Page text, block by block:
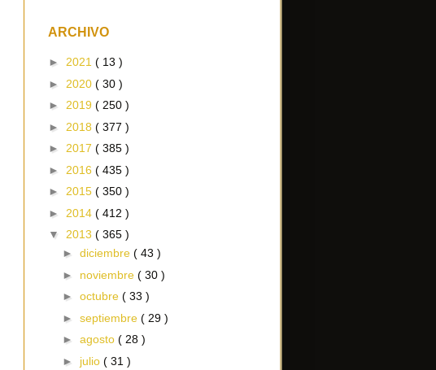
ARCHIVO
► 2021 ( 13 )
► 2020 ( 30 )
► 2019 ( 250 )
► 2018 ( 377 )
► 2017 ( 385 )
► 2016 ( 435 )
► 2015 ( 350 )
► 2014 ( 412 )
▼ 2013 ( 365 )
► diciembre ( 43 )
► noviembre ( 30 )
► octubre ( 33 )
► septiembre ( 29 )
► agosto ( 28 )
► julio ( 31 )